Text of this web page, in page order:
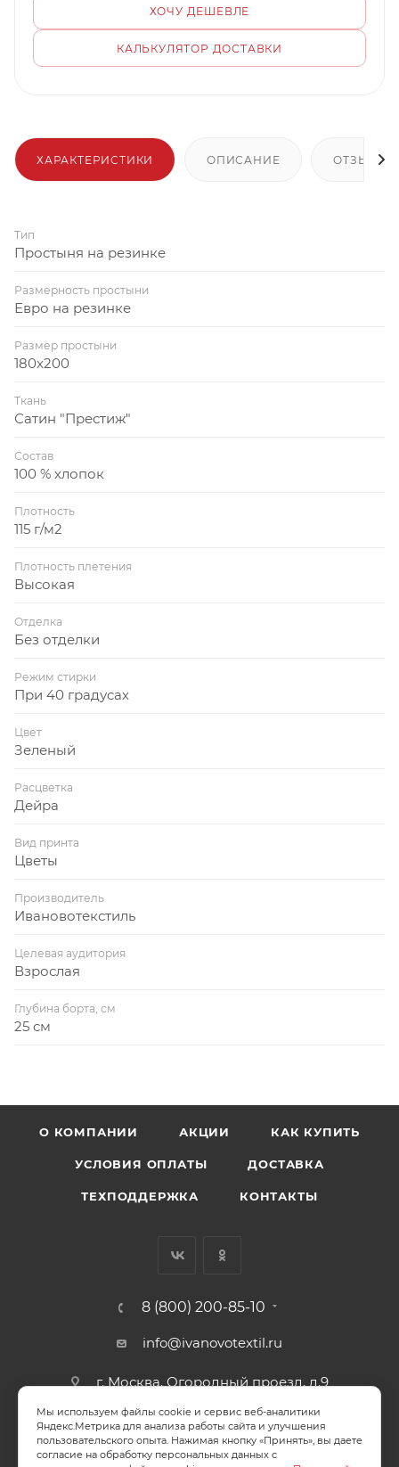
ХОЧУ ДЕШЕВЛЕ
КАЛЬКУЛЯТОР ДОСТАВКИ
ХАРАКТЕРИСТИКИ ОПИСАНИЕ ОТЗЫВЫ
Тип
Простыня на резинке
Размерность простыни
Евро на резинке
Размер простыни
180x200
Ткань
Сатин "Престиж"
Состав
100 % хлопок
Плотность
115 г/м2
Плотность плетения
Высокая
Отделка
Без отделки
Режим стирки
При 40 градусах
Цвет
Зеленый
Расцветка
Дейра
Вид принта
Цветы
Производитель
Ивановотекстиль
Целевая аудитория
Взрослая
Глубина борта, см
25 см
О КОМПАНИИ АКЦИИ КАК КУПИТЬ
УСЛОВИЯ ОПЛАТЫ ДОСТАВКА
ТЕХПОДДЕРЖКА КОНТАКТЫ
8 (800) 200-85-10
info@ivanovotextil.ru
г. Москва, Огородный проезд, д.9
СОГЛАСИЕ НА ОБРАБОТКУ ПЕРСОНАЛЬНЫХ ДАННЫХ
Мы используем файлы cookie и сервис веб-аналитики
Яндекс.Метрика для анализа работы сайта и улучшения
пользовательского опыта. Нажимая кнопку «Принять», вы даете
согласие на обработку персональных данных с